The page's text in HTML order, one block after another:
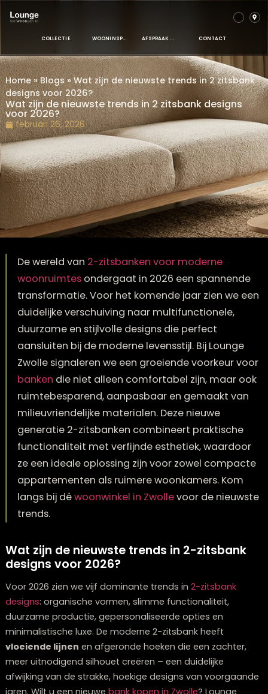
Home»Blogs»Wat zijn de nieuwste trends in 2
designs voor 2026?
Wat zijn de nieuwste trends in 2 zitsbank
voor 2026?
februari 26, 2026
De wereld van2-zitsbanken voor moderne
woonruimtesondergaat in 2026 een
transformatie. Voor het komende jaar zien we
duidelijke verschuiving naar multifunctionele,
duurzame en stijlvolle designs die perfect
aansluiten bij de moderne levensstijl. Bij
Zwolle signaleren we een groeiende voorkeur
bankendie niet alleen comfortabel zijn, maar
ruimtebesparend, aanpasbaar en gemaakt
milieuvriendelijke materialen. Deze nieuwe
generatie 2-zitsbanken combineert
functionaliteit met verfijnde esthetiek,
ze een ideale oplossing zijn voor zowel
langs bij déwoonwinkel in Zwollevoor de
trends.
Wat zijn de nieuwste trends in 2-
designs voor 2026?
Voor 2026 zien we vijf dominante trends in 2-zitsbank
designs: organische vormen, slimme functionaliteit,
duurzame productie, gepersonaliseerde opties en